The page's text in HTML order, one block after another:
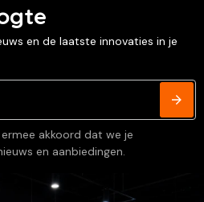
en de laatste innovaties in je
akkoord dat we je
en aanbiedingen.